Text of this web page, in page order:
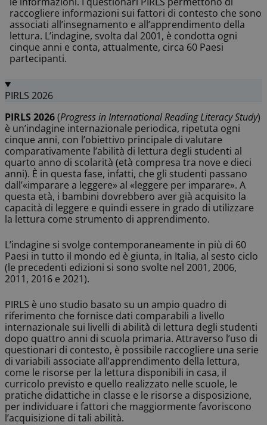
raccogliere informazioni sui fattori di contesto che sono
associati all’insegnamento e all’apprendimento della
lettura. L’indagine, svolta dal 2001, è condotta ogni
cinque anni e conta, attualmente, circa 60 Paesi
partecipanti.
PIRLS 2026
PIRLS 2026(Progress in International Reading Literacy Study)
è un’indagine internazionale periodica, ripetuta ogni
cinque anni, con l’obiettivo principale di valutare
comparativamente l’abilità di lettura degli studenti al
quarto anno di scolarità (età compresa tra nove e dieci
anni). È in questa fase, infatti, che gli studenti passano
dall’«imparare a leggere» al «leggere per imparare». A
questa età, i bambini dovrebbero aver già acquisito la
capacità di leggere e quindi essere in grado di utilizzare
la lettura come strumento di apprendimento.
L’indagine si svolge contemporaneamente in più di 60
Paesi in tutto il mondo ed è giunta, in Italia, al sesto ciclo
(le precedenti edizioni si sono svolte nel 2001, 2006,
2011, 2016 e 2021).
PIRLS è uno studio basato su un ampio quadro di
riferimento che fornisce dati comparabili a livello
internazionale sui livelli di abilità di lettura degli studenti
dopo quattro anni di scuola primaria. Attraverso l’uso di
questionari di contesto, è possibile raccogliere una serie
di variabili associate all’apprendimento della lettura,
come le risorse per la lettura disponibili in casa, il
curricolo previsto e quello realizzato nelle scuole, le
pratiche didattiche in classe e le risorse a disposizione,
per individuare i fattori che maggiormente favoriscono
l’acquisizione di tali abilità.